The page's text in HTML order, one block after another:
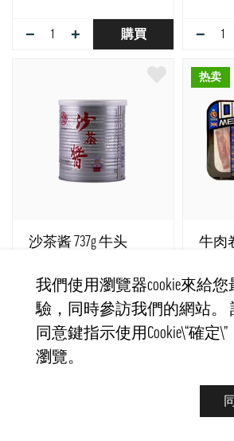
− + 購買 −
沙茶酱 737g 牛头
有現貨
171 kr
热卖
牛肉
夫 英
有現
PF0094
125 kr
−
我們使用瀏覽器cookie來給
驗，同時參訪我們的網站。
同意鍵指示使用Cookie\“確定
瀏覽。